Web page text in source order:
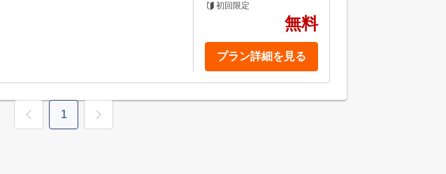
初回限定
無料
プラン詳細を見る
1